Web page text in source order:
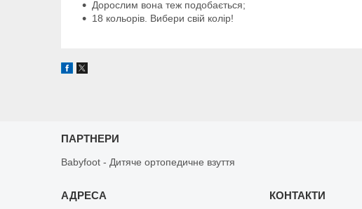
Дорослим вона теж подобається;
18 кольорів. Вибери свій колір!
ПАРТНЕРИ
Babyfoot - Дитяче ортопедичне взуття